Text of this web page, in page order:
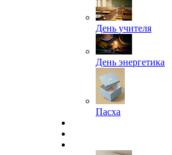
День учителя
День энергетика
Пасха